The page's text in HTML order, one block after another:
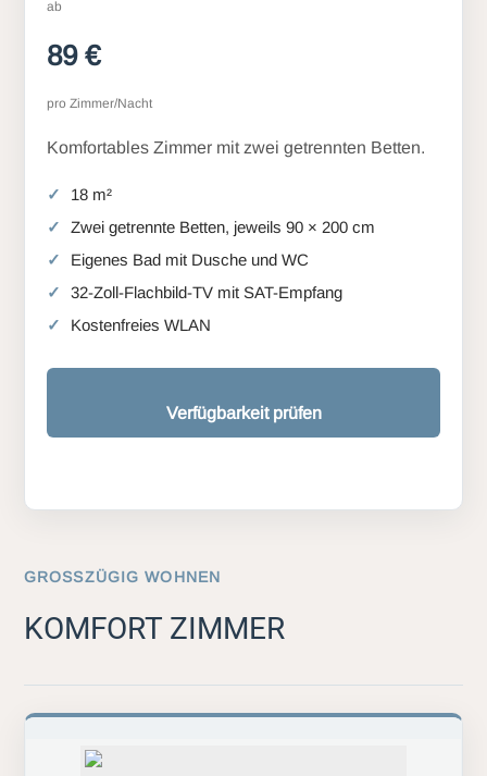
ab
89 €
pro Zimmer/Nacht
Komfortables Zimmer mit zwei getrennten Betten.
18 m²
Zwei getrennte Betten, jeweils 90 × 200 cm
Eigenes Bad mit Dusche und WC
32-Zoll-Flachbild-TV mit SAT-Empfang
Kostenfreies WLAN
Verfügbarkeit prüfen
GROSSZÜGIG WOHNEN
KOMFORT ZIMMER